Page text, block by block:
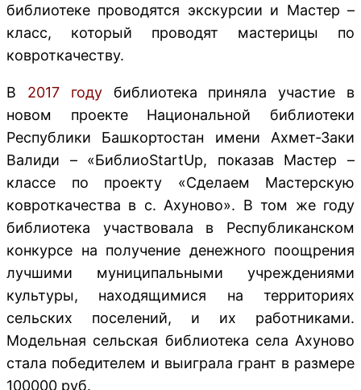
библиотеке проводятся экскурсии и Мастер –
класс, который проводят мастерицы по
ковроткачеству.
В 2017 годубиблиотека приняла участие в
новом проекте Национальной библиотеки
Республики Башкортостан имени Ахмет-Заки
Валиди – «БиблиоStartUp, показав Мастер –
классе по проекту «Сделаем Мастерскую
ковроткачества в с. Ахуново». В том же году
библиотека участвовала в Республиканском
конкурсе на получение денежного поощрения
лучшими муниципальными учреждениями
культуры, находящимися на территориях
сельских поселений, и их работниками.
Модельная сельская библиотека села Ахуново
стала победителем и выиграла грант в размере
100000 руб.